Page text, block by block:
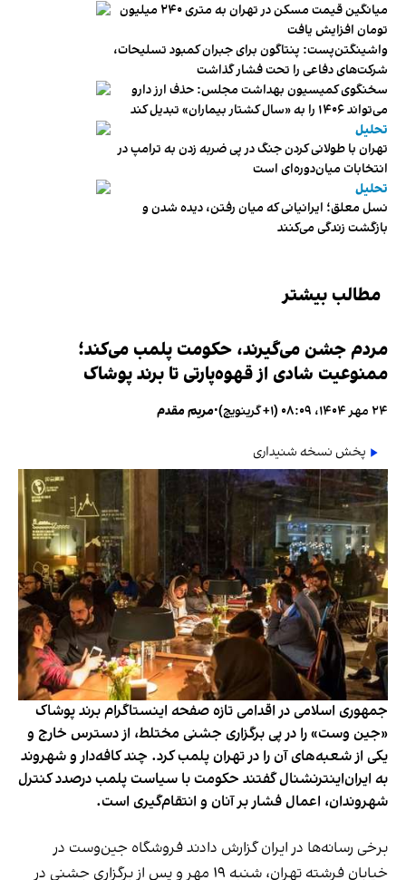
میانگین قیمت مسکن در تهران به متری ۲۴۰ میلیون
تومان افزایش یافت
واشینگتن‌پست: پنتاگون برای جبران کمبود تسلیحات،
شرکت‌های دفاعی را تحت فشار گذاشت
سخنگوی کمیسیون بهداشت مجلس: حذف ارز دارو
می‌تواند ۱۴۰۶ را به «سال کشتار بیماران» تبدیل کند
تحلیل
تهران با طولانی کردن جنگ در پی ضربه زدن به ترامپ در
انتخابات میان‌دوره‌ای است
تحلیل
نسل معلق؛ ایرانیانی که میان رفتن، دیده شدن و
بازگشت زندگی می‌کنند
مطالب بیشتر
مردم جشن می‌گیرند، حکومت پلمب می‌کند؛
ممنوعیت شادی از قهوه‌پارتی تا برند پوشاک
۲۴ مهر ۱۴۰۴، ۰۸:۰۹ (‎+۱ گرینویچ) •مریم مقدم
پخش نسخه شنیداری
جمهوری اسلامی در اقدامی تازه صفحه اینستاگرام برند پوشاک
«جین وست» را در پی برگزاری جشنی مختلط، از دسترس خارج و
یکی از شعبه‌های آن را در تهران پلمب کرد. چند کافه‌‌دار و شهروند
به ایران‌اینترنشنال گفتند حکومت با سیاست پلمب درصدد کنترل
شهروندان، اعمال فشار بر آنان و انتقام‌گیری است.
برخی رسانه‌ها در ایران گزارش دادند فروشگاه جین‌وست در
خیابان فرشته تهران، شنبه ۱۹ مهر و پس از برگزاری جشنی در